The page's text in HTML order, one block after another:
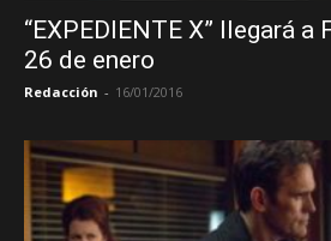
“EXPEDIENTE X” llegará a
26 de enero
Redacción - 16/01/2016